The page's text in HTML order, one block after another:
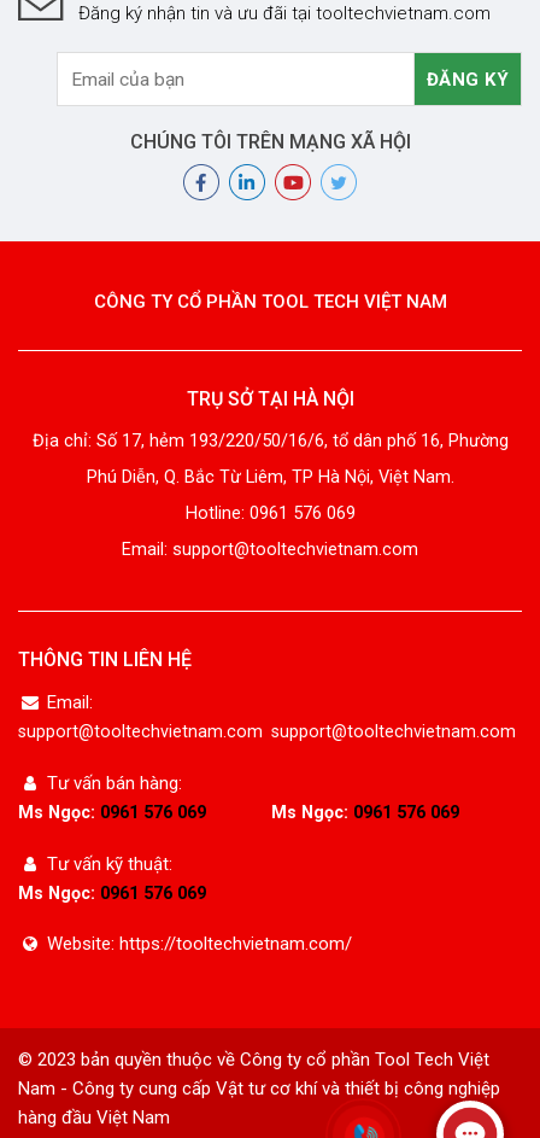
Đăng ký nhận tin và ưu đãi tại tooltechvietnam.com
CHÚNG TÔI TRÊN MẠNG XÃ HỘI
CÔNG TY CỔ PHẦN TOOL TECH VIỆT NAM
TRỤ SỞ TẠI HÀ NỘI
Địa chỉ: Số 17, hẻm 193/220/50/16/6, tổ dân phố 16, Phường
Phú Diễn, Q. Bắc Từ Liêm, TP Hà Nội, Việt Nam.
Hotline: 0961 576 069
Email: support@tooltechvietnam.com
THÔNG TIN LIÊN HỆ
Email:
support@tooltechvietnam.com support@tooltechvietnam.com
Tư vấn bán hàng:
Ms Ngọc: 0961 576 069 Ms Ngọc: 0961 576 069
Tư vấn kỹ thuật:
Ms Ngọc: 0961 576 069
Website: https://tooltechvietnam.com/
© 2023 bản quyền thuộc về Công ty cổ phần Tool Tech Việt
Nam - Công ty cung cấp Vật tư cơ khívà thiết bị công nghiệp
hàng đầu Việt Nam